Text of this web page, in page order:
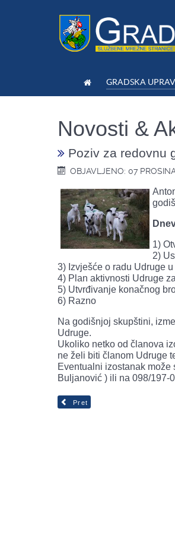
GRADSKA
Novosti &
Poziv za redovnu
OBJAVLJENO: 07
1)
2)
3) Izvješće o radu Udruge
4) Plan aktivnosti Udruge
5) Utvrđivanje konačnog
6) Razno
Na godišnjoj skupštini,
Udruge.
Ukoliko netko od članova
ne želi biti članom Udruge
Eventualni izostanak
Buljanović ) ili na 098/197-
Pret